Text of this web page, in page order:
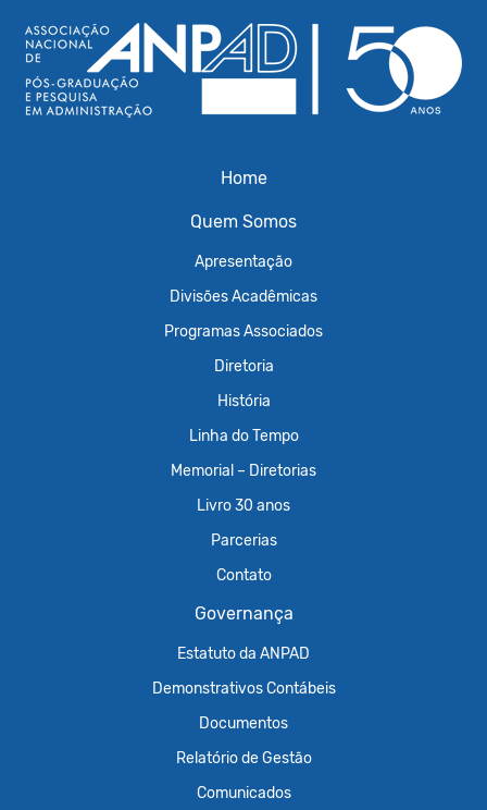
Home
Quem Somos
Apresentação
Divisões Acadêmicas
Programas Associados
Diretoria
História
Linha do Tempo
Memorial – Diretorias
Livro 30 anos
Parcerias
Contato
Governança
Estatuto da ANPAD
Demonstrativos Contábeis
Documentos
Relatório de Gestão
Comunicados